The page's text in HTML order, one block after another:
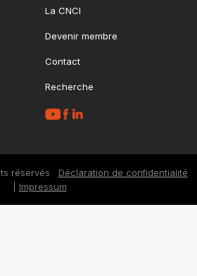
La CNCI
Devenir membre
Contact
Recherche
réservés Déclaration de confidentialité
Impressum